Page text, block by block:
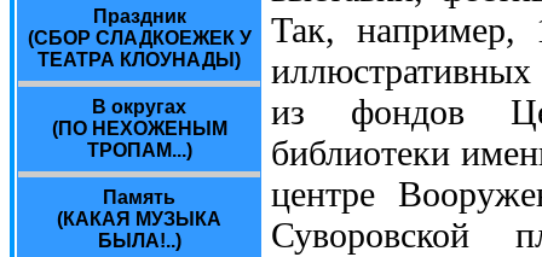
Праздник
(СБОР СЛАДКОЕЖЕК У
ТЕАТРА КЛОУНАДЫ)
В округах
(ПО НЕХОЖЕНЫМ
ТРОПАМ...)
Память
(КАКАЯ МУЗЫКА
БЫЛА!..)
Так, например,
из фондов
библиотеки
центре
Суворовской